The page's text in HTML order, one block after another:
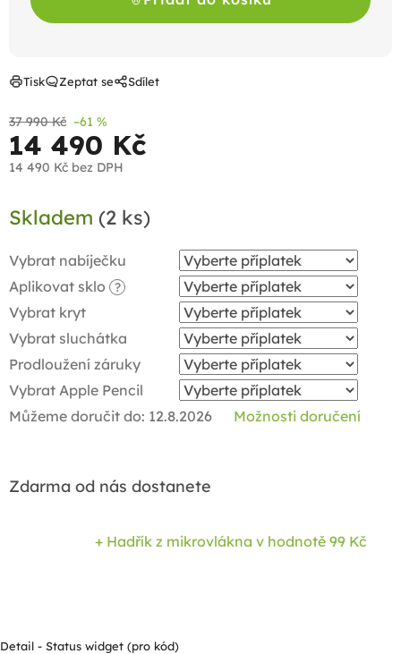
37 990 Kč –61 %
14 490 Kč
14 490 Kč bez DPH
cena:
Skladem (2 ks)
Vybrat nabíječku
Aplikovat sklo
?
Vybrat kryt
Vybrat sluchátka
Prodloužení záruky
Vybrat Apple Pencil
Můžeme doručit do: 12.8.2026 Možnosti doručení
Zdarma od nás dostanete
+ Hadřík z mikrovlákna v hodnotě 99 Kč
Tisk Zeptat se Sdílet
Detail - Status widget (pro kód)